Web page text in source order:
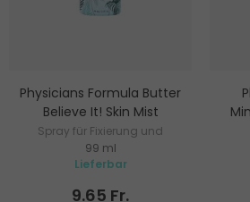
Physicians Formula Butter
Believe It! Skin Mist
Spray für Fixierung und
strahlendes Make-up
99 ml
Lieferbar
9.65 Fr.